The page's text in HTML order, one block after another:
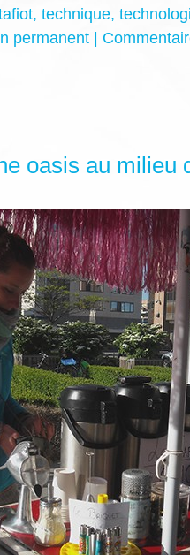
, technique,
permanent |
oasis au milieu